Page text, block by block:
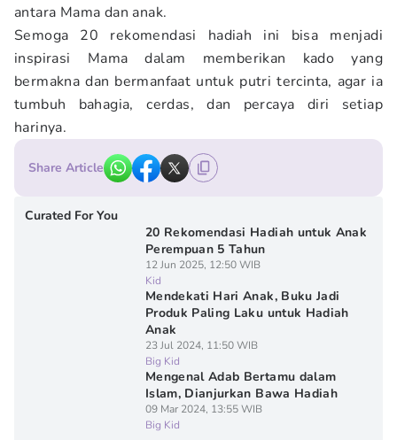
antara Mama dan anak.
Semoga 20 rekomendasi hadiah ini bisa menjadi
inspirasi Mama dalam memberikan kado yang
bermakna dan bermanfaat untuk putri tercinta, agar ia
tumbuh bahagia, cerdas, dan percaya diri setiap
harinya.
Share Article
Curated For You
20 Rekomendasi Hadiah untuk Anak
Perempuan 5 Tahun
12 Jun 2025, 12:50 WIB
Kid
Mendekati Hari Anak, Buku Jadi
Produk Paling Laku untuk Hadiah
Anak
23 Jul 2024, 11:50 WIB
Big Kid
Mengenal Adab Bertamu dalam
Islam, Dianjurkan Bawa Hadiah
09 Mar 2024, 13:55 WIB
Big Kid